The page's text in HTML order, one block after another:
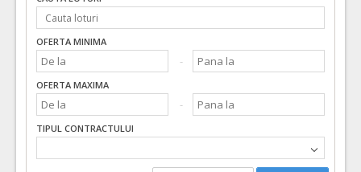
OFERTA MINIMA
OFERTA MAXIMA
TIPUL CONTRACTULUI